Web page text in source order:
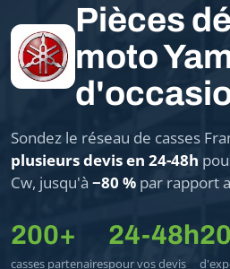
Pièces
moto
Sondez le réseau de casses
plusieurs devis en 24-48h
Cw, jusqu'à −80 % par rapport
200+
casses partenaires
24-48h
pour vos devis